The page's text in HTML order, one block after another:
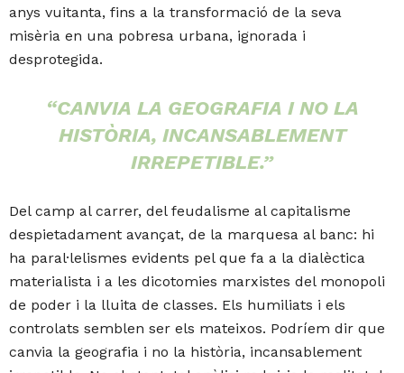
anys vuitanta, fins a la transformació de la seva
misèria en una pobresa urbana, ignorada i
desprotegida.
“CANVIA LA GEOGRAFIA I NO LA
HISTÒRIA, INCANSABLEMENT
IRREPETIBLE.”
Del camp al carrer, del feudalisme al capitalisme
despietadament avançat, de la marquesa al banc: hi
ha paral·lelismes evidents pel que fa a la dialèctica
materialista i a les dicotomies marxistes del monopoli
de poder i la lluita de classes. Els humiliats i els
controlats semblen ser els mateixos. Podríem dir que
canvia la geografia i no la història, incansablement